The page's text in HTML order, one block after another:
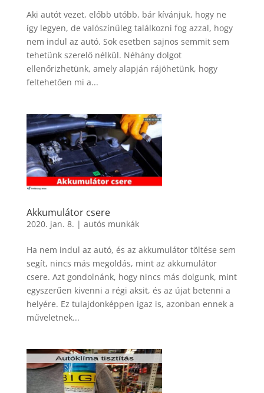
Aki autót vezet, előbb utóbb, bár kívánjuk, hogy ne
így legyen, de valószínűleg találkozni fog azzal, hogy
nem indul az autó. Sok esetben sajnos semmit sem
tehetünk szerelő nélkül. Néhány dolgot
ellenőrizhetünk, amely alapján rájöhetünk, hogy
feltehetően mi a...
Akkumulátor csere
2020. jan. 8. | autós munkák
Ha nem indul az autó, és az akkumulátor töltése sem
segít, nincs más megoldás, mint az akkumulátor
csere. Azt gondolnánk, hogy nincs más dolgunk, mint
egyszerűen kivenni a régi aksit, és az újat betenni a
helyére. Ez tulajdonképpen igaz is, azonban ennek a
műveletnek...